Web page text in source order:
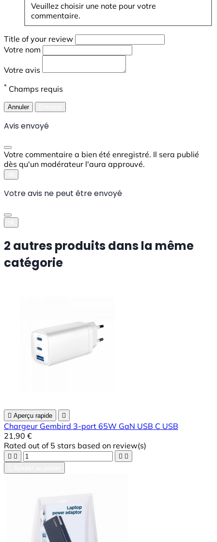
Veuillez choisir une note pour votre
commentaire.
Title of your review
Votre nom
Votre avis
* Champs requis
Annuler
Avis envoyé
Votre commentaire a bien été enregistré. Il sera publié
dès qu'un modérateur l'aura approuvé.
Votre avis ne peut être envoyé
2 autres produits dans la même
catégorie
 Aperçu rapide 
Chargeur Gembird 3-port 65W GaN USB C USB
21,90 €
Rated out of 5 stars based on review(s)
   